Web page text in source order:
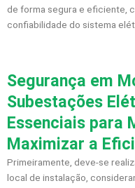
de forma segura e eficiente,
confiabilidade do sistema
Segurança em
Subestações
Essenciais para
Maximizar a
Primeiramente, deve-se
local de instalação,